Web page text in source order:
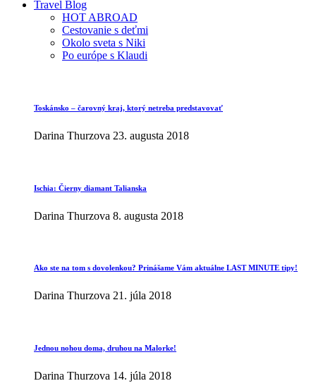
Travel Blog
HOT ABROAD
Cestovanie s deťmi
Okolo sveta s Niki
Po európe s Klaudi
Toskánsko – čarovný kraj, ktorý netreba predstavovať
Darina Thurzova 23. augusta 2018
Ischia: Čierny diamant Talianska
Darina Thurzova 8. augusta 2018
Ako ste na tom s dovolenkou? Prinášame Vám aktuálne LAST MINUTE tipy!
Darina Thurzova 21. júla 2018
Jednou nohou doma, druhou na Malorke!
Darina Thurzova 14. júla 2018